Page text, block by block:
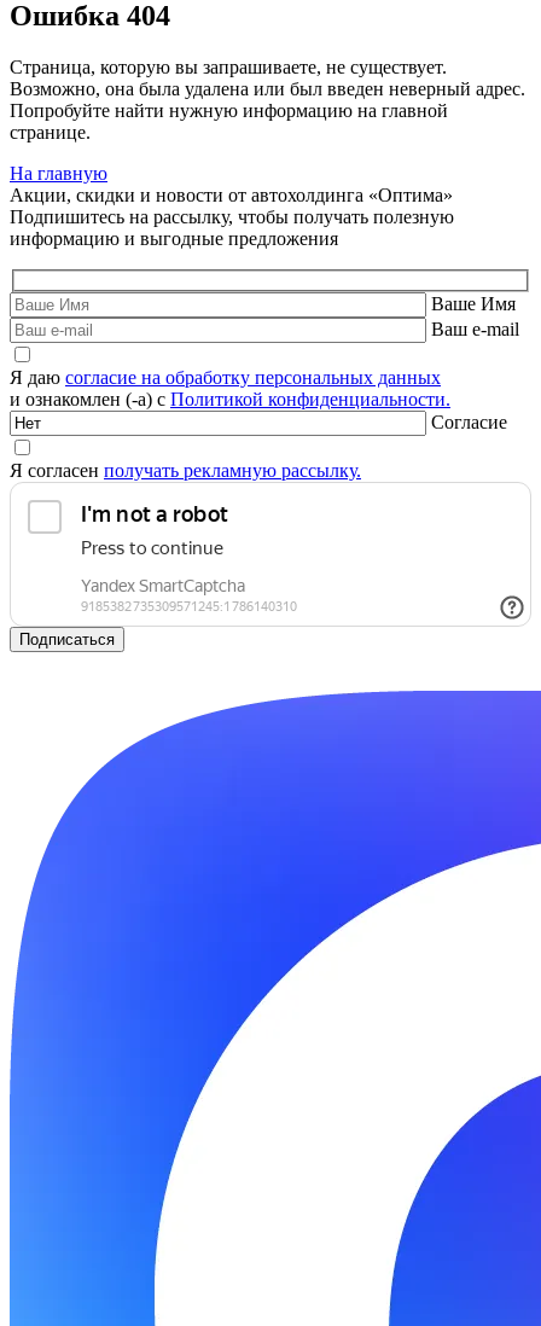
Ошибка 404
Страница, которую вы запрашиваете, не существует.
Возможно, она была удалена или был введен неверный адрес.
Попробуйте найти нужную информацию на главной
странице.
На главную
Акции, скидки и новости от автохолдинга «Оптима»
Подпишитесь на рассылку, чтобы получать полезную
информацию и выгодные предложения
Ваше Имя
Ваш e-mail
Я даю согласие на обработку персональных данных
и ознакомлен (-а) с Политикой конфиденциальности.
Согласие
Я согласен получать рекламную рассылку.